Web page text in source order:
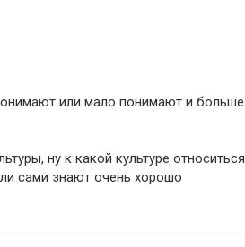
или мало понимают и больше
ну к какой культуре относиться
сами знают очень хорошо